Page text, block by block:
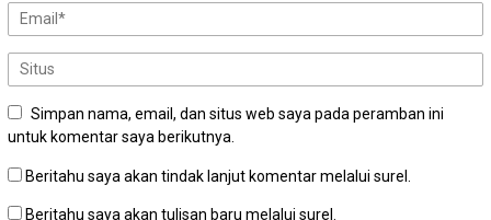
Simpan nama, email, dan situs web saya pada peramban ini
untuk komentar saya berikutnya.
Beritahu saya akan tindak lanjut komentar melalui surel.
Beritahu saya akan tulisan baru melalui surel.